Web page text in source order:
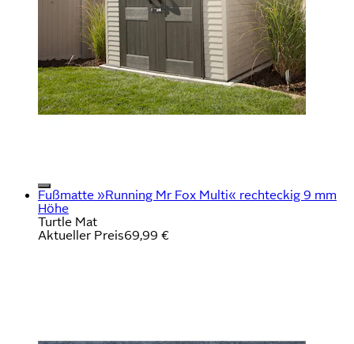
Fußmatte »Running Mr Fox Multi« rechteckig 9 mm
Höhe
Turtle Mat
Aktueller Preis69,99 €